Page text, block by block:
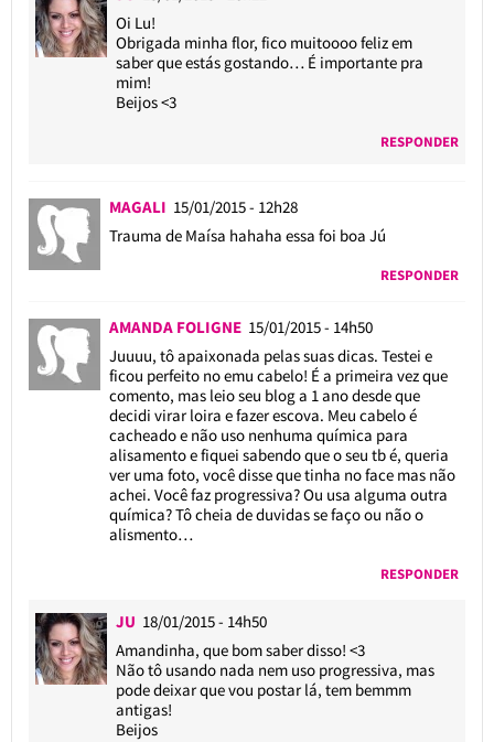
Oi Lu!
Obrigada minha flor, fico muitoooo feliz em
saber que estás gostando… É importante pra
mim!
Beijos <3
RESPONDER
MAGALI 15/01/2015 - 12h28
Trauma de Maísa hahaha essa foi boa Jú
RESPONDER
AMANDA FOLIGNE 15/01/2015 - 14h50
Juuuu, tô apaixonada pelas suas dicas. Testei e
ficou perfeito no emu cabelo! É a primeira vez que
comento, mas leio seu blog a 1 ano desde que
decidi virar loira e fazer escova. Meu cabelo é
cacheado e não uso nenhuma química para
alisamento e fiquei sabendo que o seu tb é, queria
ver uma foto, você disse que tinha no face mas não
achei. Você faz progressiva? Ou usa alguma outra
química? Tô cheia de duvidas se faço ou não o
alismento…
RESPONDER
JU 18/01/2015 - 14h50
Amandinha, que bom saber disso! <3
Não tô usando nada nem uso progressiva, mas
pode deixar que vou postar lá, tem bemmm
antigas!
Beijos